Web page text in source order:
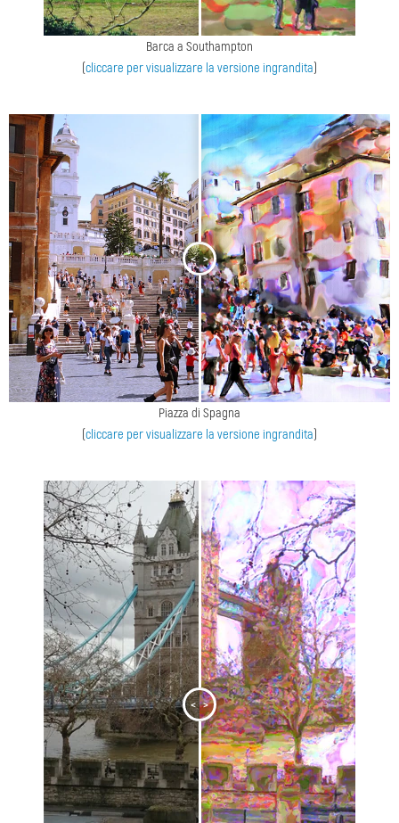
Barca a Southampton
(cliccare per visualizzare la versione ingrandita)
< >
Piazza di Spagna
(cliccare per visualizzare la versione ingrandita)
< >